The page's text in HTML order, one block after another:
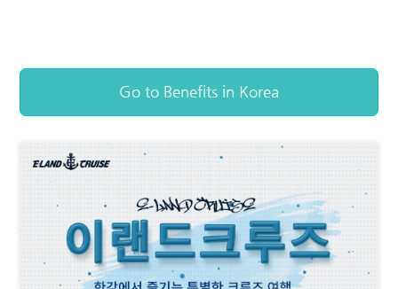
Go to Benefits in Korea